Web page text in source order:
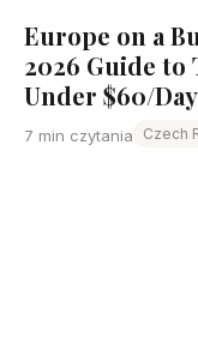
Europe on a
2026 Guide
Under $60/Day
7 min czytania Czech